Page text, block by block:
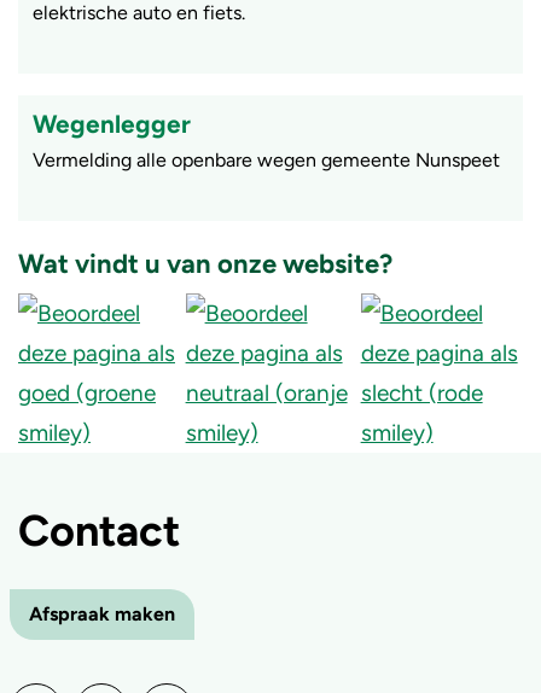
elektrische auto en fiets.
Wegenlegger
Vermelding alle openbare wegen gemeente Nunspeet
Wat vindt u van onze website?
Contact
Afspraak maken